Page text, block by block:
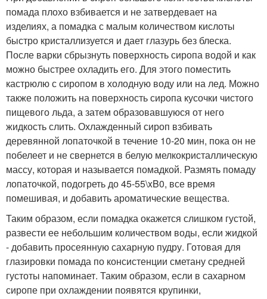
помада плохо взбивается и не затвердевает на
изделиях, а помадка с малым количеством кислоты
быстро кристаллизуется и дает глазурь без блеска.
После варки сбрызнуть поверхность сиропа водой и как
можно быстрее охладить его. Для этого поместить
кастрюлю с сиропом в холодную воду или на лед. Можно
также положить на поверхность сиропа кусочки чистого
пищевого льда, а затем образовавшуюся от него
жидкость слить. Охлажденный сироп взбивать
деревянной лопаточкой в течение 10-20 мин, пока он не
побелеет и не свернется в белую мелкокристаллическую
массу, которая и называется помадкой. Размять помаду
лопаточкой, подогреть до 45-55\xB0, все время
помешивая, и добавить ароматические вещества.
Таким образом, если помадка окажется слишком густой,
развести ее небольшим количеством воды, если жидкой
- добавить просеянную сахарную пудру. Готовая для
глазировки помада по консистенции сметану средней
густоты напоминает. Таким образом, если в сахарном
сиропе при охлаждении появятся крупинки,